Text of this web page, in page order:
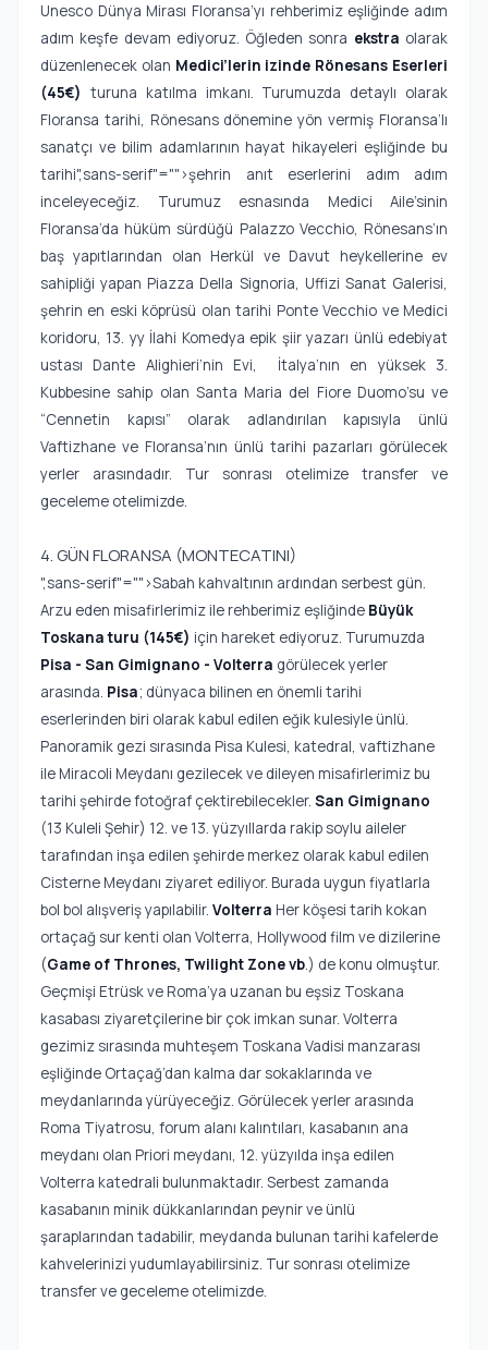
Unesco Dünya Mirası Floransa’yı rehberimiz eşliğinde adım
adım keşfe devam ediyoruz. Öğleden sonra ekstra olarak
düzenlenecek olan Medici’lerin izinde Rönesans Eserleri
(45€) turuna katılma imkanı. Turumuzda detaylı olarak
Floransa tarihi, Rönesans dönemine yön vermiş Floransa’lı
sanatçı ve bilim adamlarının hayat hikayeleri eşliğinde bu
tarihi",sans-serif"="">şehrin anıt eserlerini adım adım
inceleyeceğiz. Turumuz esnasında Medici Aile’sinin
Floransa’da hüküm sürdüğü Palazzo Vecchio, Rönesans’ın
baş yapıtlarından olan Herkül ve Davut heykellerine ev
sahipliği yapan Piazza Della Signoria, Uffizi Sanat Galerisi,
şehrin en eski köprüsü olan tarihi Ponte Vecchio ve Medici
koridoru, 13. yy İlahi Komedya epik şiir yazarı ünlü edebiyat
ustası Dante Alighieri’nin Evi, İtalya’nın en yüksek 3.
Kubbesine sahip olan Santa Maria del Fiore Duomo’su ve
“Cennetin kapısı” olarak adlandırılan kapısıyla ünlü
Vaftizhane ve Floransa’nın ünlü tarihi pazarları görülecek
yerler arasındadır. Tur sonrası otelimize transfer ve
geceleme otelimizde.
4. GÜN FLORANSA (MONTECATINI)
",sans-serif"="">Sabah kahvaltının ardından serbest gün.
Arzu eden misafirlerimiz ile rehberimiz eşliğinde Büyük
Toskana turu (145€) için hareket ediyoruz. Turumuzda
Pisa - San Gimignano - Volterra görülecek yerler
arasında. Pisa; dünyaca bilinen en önemli tarihi
eserlerinden biri olarak kabul edilen eğik kulesiyle ünlü.
Panoramik gezi sırasında Pisa Kulesi, katedral, vaftizhane
ile Miracoli Meydanı gezilecek ve dileyen misafirlerimiz bu
tarihi şehirde fotoğraf çektirebilecekler. San Gimignano
(13 Kuleli Şehir) 12. ve 13. yüzyıllarda rakip soylu aileler
tarafından inşa edilen şehirde merkez olarak kabul edilen
Cisterne Meydanı ziyaret ediliyor. Burada uygun fiyatlarla
bol bol alışveriş yapılabilir. Volterra Her köşesi tarih kokan
ortaçağ sur kenti olan Volterra, Hollywood film ve dizilerine
(Game of Thrones, Twilight Zone vb.) de konu olmuştur.
Geçmişi Etrüsk ve Roma’ya uzanan bu eşsiz Toskana
kasabası ziyaretçilerine bir çok imkan sunar. Volterra
gezimiz sırasında muhteşem Toskana Vadisi manzarası
eşliğinde Ortaçağ’dan kalma dar sokaklarında ve
meydanlarında yürüyeceğiz. Görülecek yerler arasında
Roma Tiyatrosu, forum alanı kalıntıları, kasabanın ana
meydanı olan Priori meydanı, 12. yüzyılda inşa edilen
Volterra katedrali bulunmaktadır. Serbest zamanda
kasabanın minik dükkanlarından peynir ve ünlü
şaraplarından tadabilir, meydanda bulunan tarihi kafelerde
kahvelerinizi yudumlayabilirsiniz. Tur sonrası otelimize
transfer ve geceleme otelimizde.